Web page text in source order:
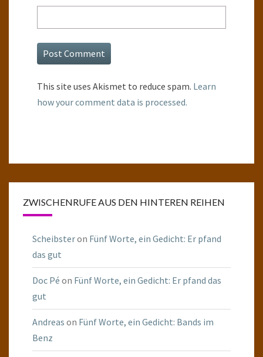
This site uses Akismet to reduce spam. Learn
how your comment data is processed.
ZWISCHENRUFE AUS DEN HINTEREN REIHEN
Scheibsteron Fünf Worte, ein Gedicht: Er pfand
das gut
Doc Pé on Fünf Worte, ein Gedicht: Er pfand das
gut
Andreas on Fünf Worte, ein Gedicht: Bands im
Benz